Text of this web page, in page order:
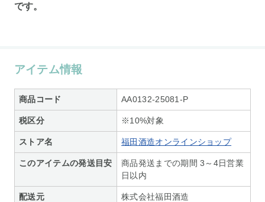
です。
アイテム情報
商品コード AA0132-25081-P
税区分 ※10%対象
ストア名 福田酒造オンラインショップ
このアイテムの発送目安
商品発送までの期間 3～4日営業
日以内
配送元 株式会社福田酒造